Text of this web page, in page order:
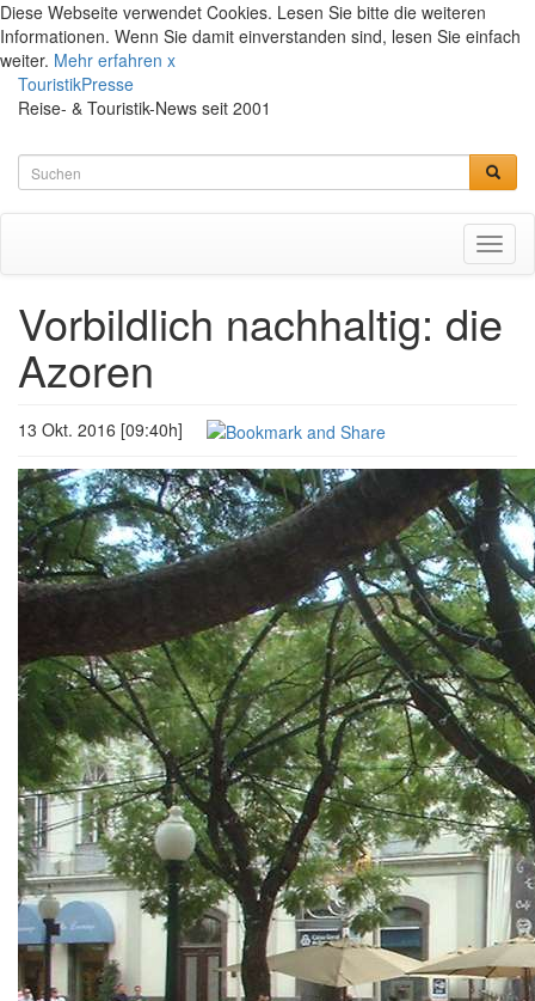
Diese Webseite verwendet Cookies. Lesen Sie bitte die weiteren
Informationen. Wenn Sie damit einverstanden sind, lesen Sie einfach
weiter. Mehr erfahren x
TouristikPresse
Reise- & Touristik-News seit 2001
Vorbildlich nachhaltig: die
Azoren
13 Okt. 2016 [09:40h]